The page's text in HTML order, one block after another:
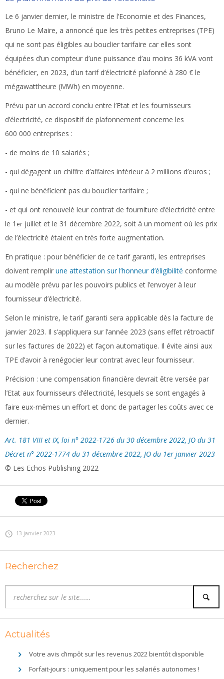
Le 6 janvier dernier, le ministre de l’Economie et des Finances,
Bruno Le Maire, a annoncé que les très petites entreprises (TPE)
qui ne sont pas éligibles au bouclier tarifaire car elles sont
équipées d’un compteur d’une puissance d’au moins 36 kVA vont
bénéficier, en 2023, d’un tarif d’électricité plafonné à 280 € le
mégawattheure (MWh) en moyenne.
Prévu par un accord conclu entre l’Etat et les fournisseurs
d’électricité, ce dispositif de plafonnement concerne les
600 000 entreprises :
- de moins de 10 salariés ;
- qui dégagent un chiffre d’affaires inférieur à 2 millions d’euros ;
- qui ne bénéficient pas du bouclier tarifaire ;
- et qui ont renouvelé leur contrat de fourniture d’électricité entre
le 1 er juillet et le 31 décembre 2022, soit à un moment où les prix
de l’électricité étaient en très forte augmentation.
En pratique : pour bénéficier de ce tarif garanti, les entreprises
doivent remplir une attestation sur l’honneur d’éligibilité conforme
au modèle prévu par les pouvoirs publics et l’envoyer à leur
fournisseur d’électricité.
Selon le ministre, le tarif garanti sera applicable dès la facture de
janvier 2023. Il s’appliquera sur l’année 2023 (sans effet rétroactif
sur les factures de 2022) et façon automatique. Il évite ainsi aux
TPE d’avoir à renégocier leur contrat avec leur fournisseur.
Précision : une compensation financière devrait être versée par
l’Etat aux fournisseurs d’électricité, lesquels se sont engagés à
faire eux-mêmes un effort et donc de partager les coûts avec ce
dernier.
Art. 181 VIII et IX, loi n° 2022-1726 du 30 décembre 2022, JO du 31
Décret n° 2022-1774 du 31 décembre 2022, JO du 1er janvier 2023
© Les Echos Publishing 2022
13 janvier 2023
Recherchez
Actualités
Votre avis d’impôt sur les revenus 2022 bientôt disponible
Forfait-jours : uniquement pour les salariés autonomes !